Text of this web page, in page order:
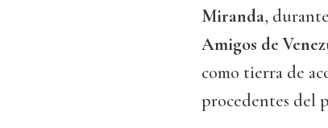
Miranda,
Amigos de
como tierra de
procedentes del